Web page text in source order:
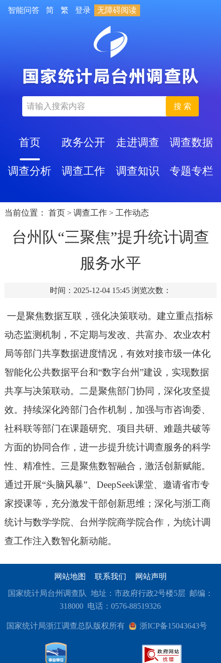
智能问答 简 繁 登录 无障碍阅读
搜 索
首页 政务公开 走进调查 调查数据
调查分析 调查工作 调查知识 专题专栏
当前位置： 首页 > 调查工作 > 工作动态
台州队“三聚焦”提升统计调查
服务水平
时间：2025-12-04 15:45 浏览次数：
一是聚焦数据互联，强化决策联动。建立重点指标
动态监测机制，不定期与发改、共富办、农业农村
局等部门共享数据进度情况，有效对接市级一体化
智能化公共数据平台和“数字台州”建设，实现数据
共享与决策联动。二是聚焦部门协同，深化攻坚提
效。持续深化跨部门合作机制，加强与市咨询委、
社科联等部门在课题研究、项目共研、难题共破等
方面的协同合作，进一步提升统计调查服务的科学
性、精准性。三是聚焦数智融合，激活创新赋能。
通过开展“头脑风暴”、DeepSeek课堂、邀请省市专
家授课等，充分激发干部创新思维；深化与浙工商
统计与数学学院、台州学院商学院合作，为统计调
查工作注入数智化新动能。
网站地图 联系我们 网站声明
国家统计局台州调查队 地址：市政府行政2号楼5层 邮编：
318000 电话：0576-88519326
国家统计局浙江调查总队版权所有 浙ICP备15043643号